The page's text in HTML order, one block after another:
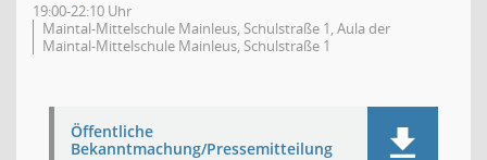
19:00-22:10 Uhr
Maintal-Mittelschule Mainleus, Schulstraße 1, Aula der
Maintal-Mittelschule Mainleus, Schulstraße 1
Öffentliche
Bekanntmachung/Pressemitteilung